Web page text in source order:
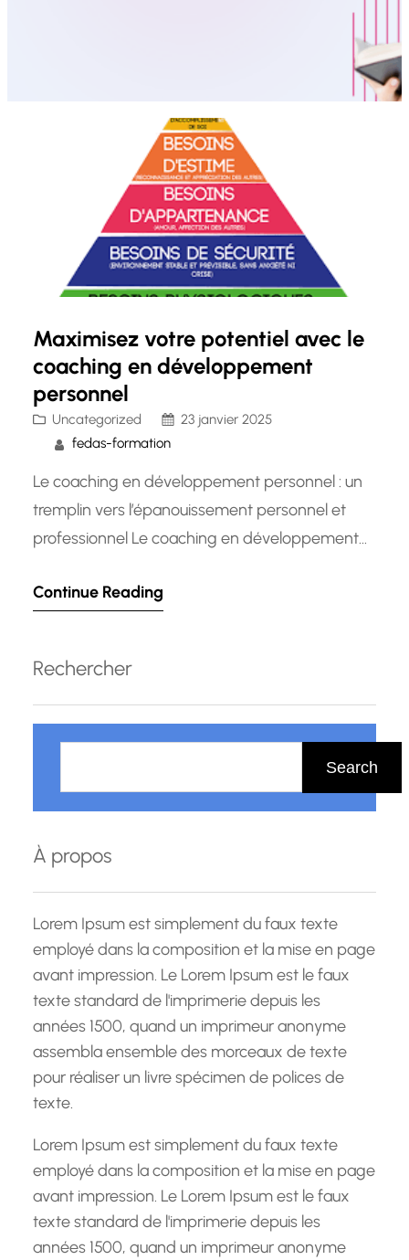
Maximisez votre potentiel avec le
coaching en développement
personnel
Uncategorized
23 janvier 2025
fedas-formation
Le coaching en développement personnel : un
tremplin vers l’épanouissement personnel et
professionnel Le coaching en développement
plus populaire pour ceux qui cherchent à
offre un accompagnement personnalisé visant
à aider les individus à…
Continue Reading
Rechercher
h
r
c
h
Search
À propos
Lorem Ipsum est simplement du faux texte
employé dans la composition et la mise en page
avant impression. Le Lorem Ipsum est le faux
texte standard de l'imprimerie depuis les
années 1500, quand un imprimeur anonyme
assembla ensemble des morceaux de texte
pour réaliser un livre spécimen de polices de
texte.
Lorem Ipsum est simplement du faux texte
employé dans la composition et la mise en page
avant impression. Le Lorem Ipsum est le faux
texte standard de l'imprimerie depuis les
années 1500, quand un imprimeur anonyme